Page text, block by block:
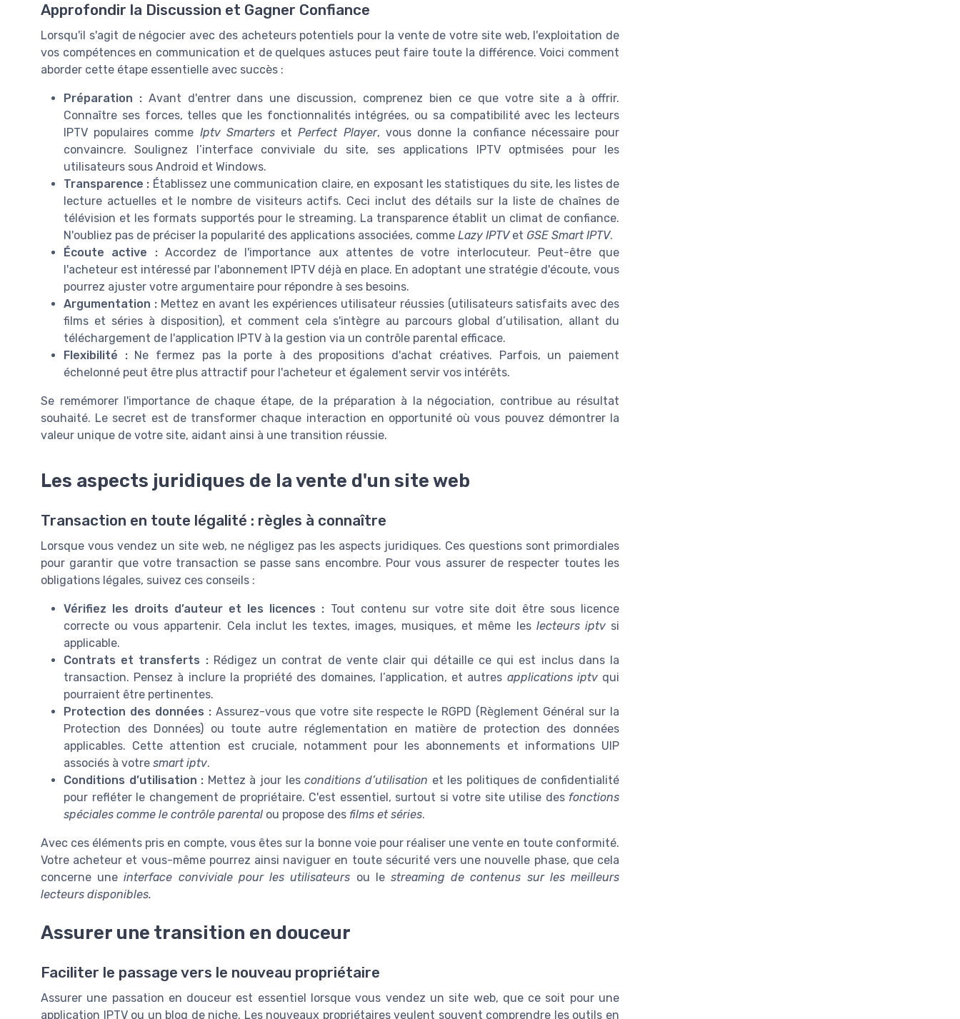
Approfondir la Discussion et Gagner Confiance
Lorsqu'il s'agit de négocier avec des acheteurs potentiels pour la vente de votre site web, l'exploitation de
vos compétences en communication et de quelques astuces peut faire toute la différence. Voici comment
aborder cette étape essentielle avec succès :
Préparation : Avant d'entrer dans une discussion, comprenez bien ce que votre site a à offrir.
Connaître ses forces, telles que les fonctionnalités intégrées, ou sa compatibilité avec les lecteurs
IPTV populaires comme Iptv SmartersetPerfect Player, vous donne la confiance nécessaire pour
convaincre. Soulignez l’interface conviviale du site, ses applications IPTV optmisées pour les
utilisateurs sous Android et Windows.
Transparence : Établissez une communication claire, en exposant les statistiques du site, les listes de
lecture actuelles et le nombre de visiteurs actifs. Ceci inclut des détails sur la liste de chaînes de
télévision et les formats supportés pour le streaming. La transparence établit un climat de confiance.
N'oubliez pas de préciser la popularité des applications associées, comme Lazy IPTVet GSE Smart IPTV.
Écoute active : Accordez de l'importance aux attentes de votre interlocuteur. Peut-être que
l'acheteur est intéressé par l'abonnement IPTV déjà en place. En adoptant une stratégie d'écoute, vous
pourrez ajuster votre argumentaire pour répondre à ses besoins.
Argumentation : Mettez en avant les expériences utilisateur réussies (utilisateurs satisfaits avec des
films et séries à disposition), et comment cela s'intègre au parcours global d’utilisation, allant du
téléchargement de l'application IPTV à la gestion via un contrôle parental efficace.
Flexibilité : Ne fermez pas la porte à des propositions d'achat créatives. Parfois, un paiement
échelonné peut être plus attractif pour l'acheteur et également servir vos intérêts.
Se remémorer l'importance de chaque étape, de la préparation à la négociation, contribue au résultat
souhaité. Le secret est de transformer chaque interaction en opportunité où vous pouvez démontrer la
valeur unique de votre site, aidant ainsi à une transition réussie.
Les aspects juridiques de la vente d'un site web
Transaction en toute légalité : règles à connaître
Lorsque vous vendez un site web, ne négligez pas les aspects juridiques. Ces questions sont primordiales
pour garantir que votre transaction se passe sans encombre. Pour vous assurer de respecter toutes les
obligations légales, suivez ces conseils :
Vérifiez les droits d’auteur et les licences : Tout contenu sur votre site doit être sous licence
correcte ou vous appartenir. Cela inclut les textes, images, musiques, et même les lecteurs iptvsi
applicable.
Contrats et transferts :Rédigez un contrat de vente clair qui détaille ce qui est inclus dans la
transaction. Pensez à inclure la propriété des domaines, l’application, et autres applications iptvqui
pourraient être pertinentes.
Protection des données :Assurez-vous que votre site respecte le RGPD (Règlement Général sur la
Protection des Données) ou toute autre réglementation en matière de protection des données
applicables. Cette attention est cruciale, notamment pour les abonnements et informations UIP
associés à votre smart iptv.
Conditions d’utilisation : Mettez à jour lesconditions d’utilisation et les politiques de confidentialité
pour refléter le changement de propriétaire. C'est essentiel, surtout si votre site utilise des fonctions
spéciales comme le contrôle parental ou propose des films et séries.
Avec ces éléments pris en compte, vous êtes sur la bonne voie pour réaliser une vente en toute conformité.
Votre acheteur et vous-même pourrez ainsi naviguer en toute sécurité vers une nouvelle phase, que cela
concerne uneinterface conviviale pour les utilisateurs ou le streaming de contenus sur lesmeilleurs
lecteurs disponibles.
Assurer une transition en douceur
Faciliter le passage vers le nouveau propriétaire
Assurer une passation en douceur est essentiel lorsque vous vendez un site web, que ce soit pour une
application IPTV ou un blog de niche. Les nouveaux propriétaires veulent souvent comprendre les outils en